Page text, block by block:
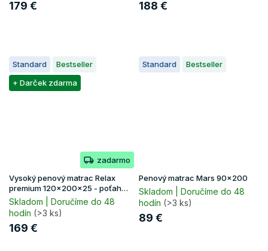
179 € 188 €
Standard
Bestseller
+ Darček zdarma
zadarmo
Vysoký penový matrac Relax
premium 120x200x25 - poťah
Lavender
Skladom | Doručíme do 48
hodín (>3 ks)
169 €
Standard Bestseller
Penový matrac Mars 90x200
Skladom | Doručíme do 48
hodín (>3 ks)
89 €